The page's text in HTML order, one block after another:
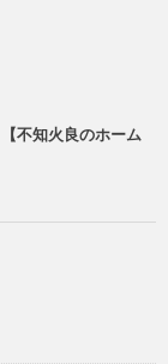
【不知火良のホーム